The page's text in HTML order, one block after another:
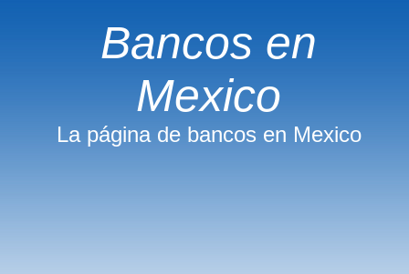
Bancos en
Mexico
La página de bancos en Mexico